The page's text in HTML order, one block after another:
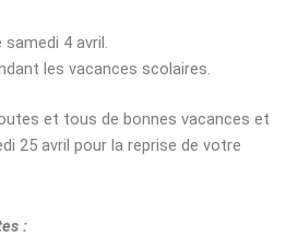
samedi 4 avril.
les vacances scolaires.
et tous de bonnes vacances et
25 avril pour la reprise de votre
: